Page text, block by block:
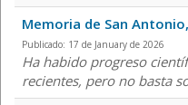
Memoria de San
Publicado: 17 de January de 2026
Ha habido progreso
recientes, pero no basta